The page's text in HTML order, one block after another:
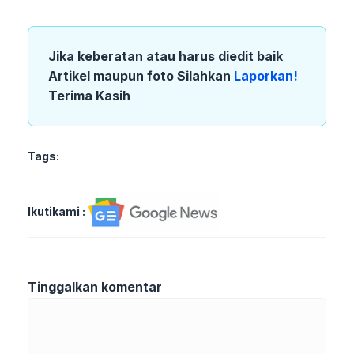
Jika keberatan atau harus diedit baik
Artikel maupun foto Silahkan Laporkan!
Terima Kasih
Tags:
Ikutikami :
Tinggalkan komentar